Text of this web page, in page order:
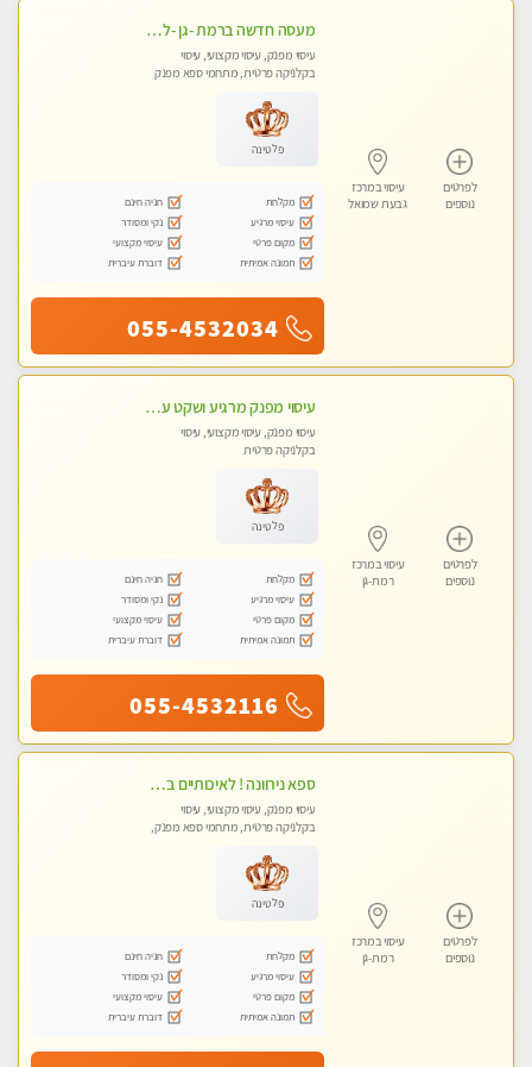
לפרטים
נוספים
עיסוי במרכז
גבעת שמואל
מעסה חדשה ברמת -גן -לעיסוי מיוחד ואיכותי מקום פרטי ואינטימי ושקט מומלץ לחלוטין!!
עיסוי מפנק, עיסוי מקצועי, עיסוי
בקלניקה פרטית, מתחמי ספא מפנק
פלטינה
מקלחת
חניה חינם
עיסוי מרגיע
נקי ומסודר
מקום פרטי
עיסוי מקצועי
תמונה אמיתית
דוברת עיברית
055-4532034
לפרטים
נוספים
עיסוי במרכז
רמת-גן
עיסוי מפנק מרגיע ושקט עיסוי מושקע מאוד לכל שרירי הגוף...מומלץ!! פרטי !!
עיסוי מפנק, עיסוי מקצועי, עיסוי
בקלניקה פרטית
פלטינה
מקלחת
חניה חינם
עיסוי מרגיע
נקי ומסודר
מקום פרטי
עיסוי מקצועי
תמונה אמיתית
דוברת עיברית
055-4532116
לפרטים
נוספים
עיסוי במרכז
רמת-גן
ספא נירוונה ! לאיכותיים בלבד! מומלץ לחלוטין!!!! כל סוגי העיסויים מעסה מקצועית ואיכותית פרטי!!!
עיסוי מפנק, עיסוי מקצועי, עיסוי
בקלניקה פרטית, מתחמי ספא מפנק,
פלטינה
מקלחת
חניה חינם
עיסוי מרגיע
נקי ומסודר
מקום פרטי
עיסוי מקצועי
תמונה אמיתית
דוברת עיברית